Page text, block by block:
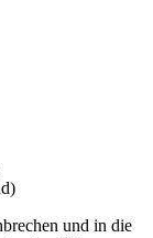
und in die